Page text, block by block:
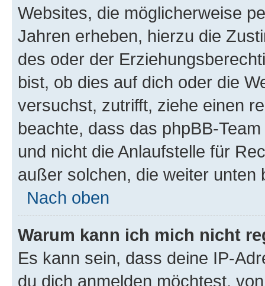
Websites, die möglicherweise
Jahren erheben, hierzu die
des oder der
bist, ob dies auf dich oder die
versuchst, zutrifft, ziehe einen
beachte, dass das phpBB-
und nicht die Anlaufstelle für
außer solchen, die weiter unten
Nach oben
Warum kann ich mich nicht
Es kann sein, dass deine IP-
du dich anmelden möchtest,